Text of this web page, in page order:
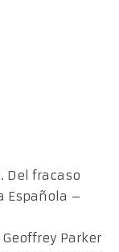
Del fracaso
Española –
Parker